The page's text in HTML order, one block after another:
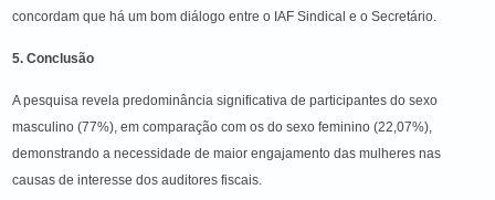
concordam que há um bom diálogo entre o IAF Sindical e o Secretário.
5. Conclusão
A pesquisa revela predominância significativa de participantes do sexo
masculino (77%), em comparação com os do sexo feminino (22,07%),
demonstrando a necessidade de maior engajamento das mulheres nas
causas de interesse dos auditores fiscais.